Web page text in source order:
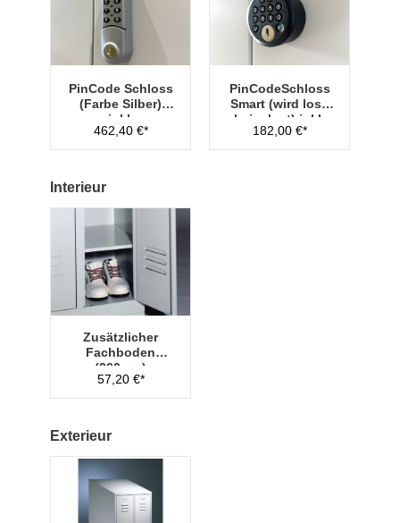
PinCode Schloss
(Farbe Silber)
inkl.
Hauptschlüssel
Typ 1
462,40 €*
PinCodeSchloss
Smart (wird lose
beigelegt) inkl.
Managementschl
üssel
182,00 €*
Interieur
Zusätzlicher
Fachboden
(300mm)
57,20 €*
Exterieur